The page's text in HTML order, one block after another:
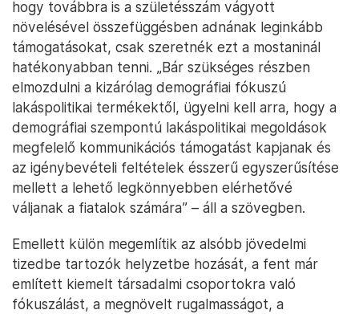
hogy továbbra is a születésszám vágyott
növelésével összefüggésben adnának leginkább
támogatásokat, csak szeretnék ezt a mostaninál
hatékonyabban tenni. „Bár szükséges részben
elmozdulni a kizárólag demográfiai fókuszú
lakáspolitikai termékektől, ügyelni kell arra, hogy a
demográfiai szempontú lakáspolitikai megoldások
megfelelő kommunikációs támogatást kapjanak és
az igénybevételi feltételek ésszerű egyszerűsítése
mellett a lehető legkönnyebben elérhetővé
váljanak a fiatalok számára” – áll a szövegben.
Emellett külön megemlítik az alsóbb jövedelmi
tizedbe tartozók helyzetbe hozását, a fent már
említett kiemelt társadalmi csoportokra való
fókuszálást, a megnövelt rugalmasságot, a